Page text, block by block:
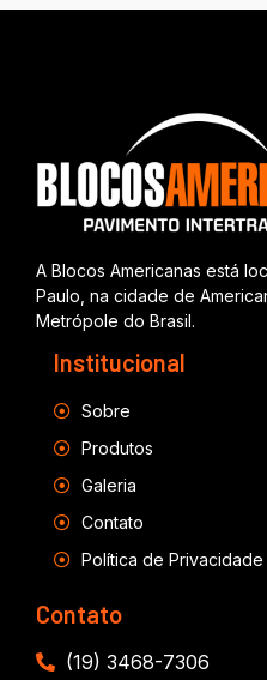
A Blocos Americanas está
Paulo, na cidade de
Metrópole do Brasil.
Institucional
Sobre
Produtos
Galeria
Contato
Política de Privacidade
Contato
(19) 3468-7306